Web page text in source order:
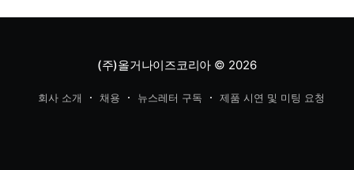
강점을 두고 개발된 모델로서, 기존에 글로벌
(주)올거나이즈코리아 © 2026
회사 소개 채용 뉴스레터 구독 제품 시연 및 미팅 요청